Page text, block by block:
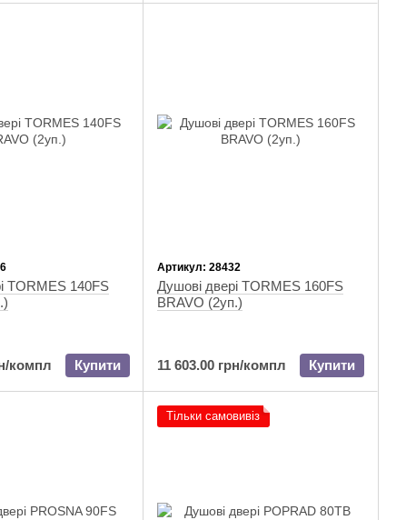
TORMES 140FS
компл Купити
Артикул: 28432
Душові двері TORMES 160FS
BRAVO (2уп.)
11 603.00 грн/компл Купити
Тільки самовивіз